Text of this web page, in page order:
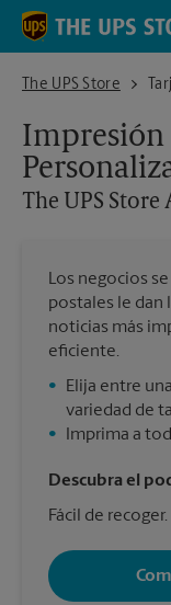
Skip to content
Return to Nav
The UPS Store
The UPS Store Aurora
Impresión
The UPS Store
Los negocios
postales le dan
noticias más
eficiente.
•
Elija entre una
variedad de
•
Imprima a
Descubra el
Fácil de